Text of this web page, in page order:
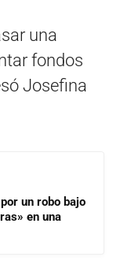
una
fondos
Josefina
un robo bajo
en una